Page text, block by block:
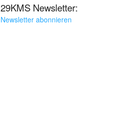
29KMS Newsletter:
Newsletter abonnieren